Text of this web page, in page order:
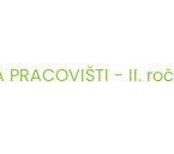
PRACOVIŠTI - II.